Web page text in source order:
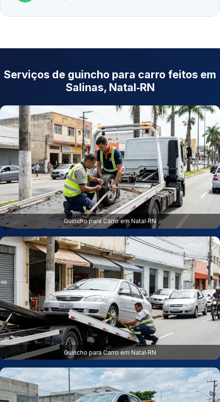
Serviços de guincho para carro feitos em
Salinas, Natal‑RN
Guincho para Carro em Natal‑RN
Guincho para Carro em Natal‑RN